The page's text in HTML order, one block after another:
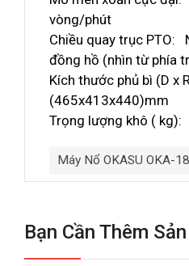
vòng/phút
Chiều quay trục PTO:
đồng hồ (nhìn từ phía
Kích thước phủ bì (D x
(465x413x440)mm
Trọng lượng khô (
Máy Nổ OKASU OKA-
Bạn Cần Thêm